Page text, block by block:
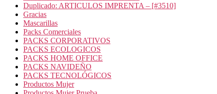
Duplicado: ARTICULOS IMPRENTA – [#3510]
Gracias
Mascarillas
Packs Comerciales
PACKS CORPORATIVOS
PACKS ECOLOGICOS
PACKS HOME OFFICE
PACKS NAVIDEÑO
PACKS TECNOLÓGICOS
Productos Mujer